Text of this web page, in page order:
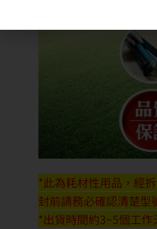
*此為耗材性用品，經
封前請務必確認清楚型
*出貨時間約3~5個工